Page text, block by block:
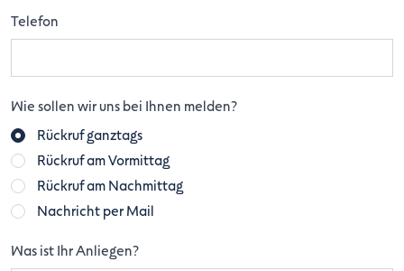
Telefon
Wie sollen wir uns bei Ihnen melden?
Rückruf ganztags
Rückruf am Vormittag
Rückruf am Nachmittag
Nachricht per Mail
Was ist Ihr Anliegen?